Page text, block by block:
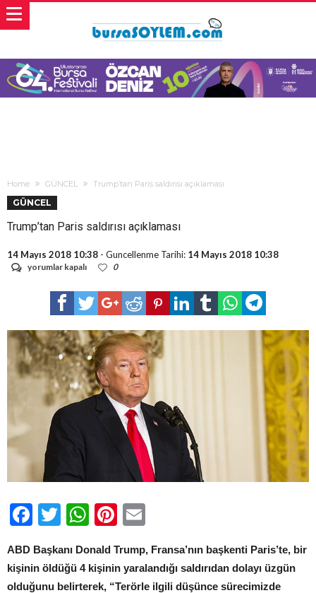
Home GÜNCEL Trump’tan Paris saldırısı açıklaması
GÜNCEL
Trump’tan Paris saldırısı açıklaması
14 Mayıs 2018 10:38 - Guncellenme Tarihi: 14 Mayıs 2018 10:38
Trump’tan
saldırısı
açıklaması
yorumlar kapalı 0
Facebook
TwitterWhatsApp
Pinterest
ABD Başkanı Donald Trump, Fransa’nın başkenti Paris’te, bir
kişinin öldüğü 4 kişinin yaralandığı saldırıdan dolayı üzgün
olduğunu belirterek, “Terörle ilgili düşünce sürecimizde